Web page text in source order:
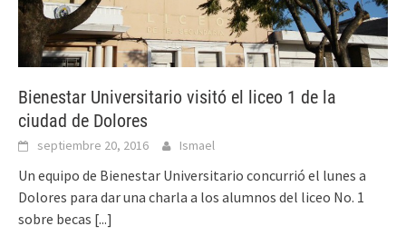
Bienestar Universitario visitó el liceo 1 de la
ciudad de Dolores
septiembre 20, 2016 Ismael
Un equipo de Bienestar Universitario concurrió el lunes a
Dolores para dar una charla a los alumnos del liceo No. 1
sobre becas [...]